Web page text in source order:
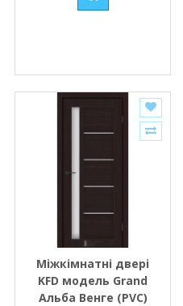
Міжкімнатні двері
KFD модель Grand
Альба Венге (PVC)